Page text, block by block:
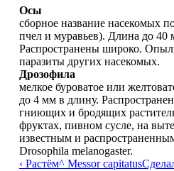
Осы
сборное название насекомых
пчел и муравьев). Длина до
Распространены широко.
паразиты других насекомых.
Дрозофила
мелкое буроватое или
до 4 мм в длину.
гниющих и бродящих
фруктах, пивном сусле, на
известным и
Drosophila melanogaster.
‹ Растём^ Messor capitatus